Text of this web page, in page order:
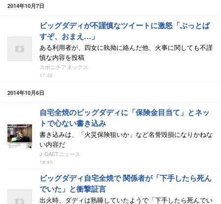
2014年10月7日
ビッグダディが不謹慎なツイートに激怒「ぶっとば
すぞ、おまえ…」
ある利用者が、四女に執拗に絡んだ他、火事に関しても不謹
慎な内容を投稿
スポニチアネックス
17:32
2014年10月6日
自宅全焼のビッグダディに「保険金目当て」とネッ
トで心ない書き込み
書き込みは、「火災保険狙いか」など名誉毀損になりかねな
い内容だ
J-CASTニュース
18:40
ビッグダディ自宅全焼で 関係者が「下手したら死ん
でいた」と衝撃証言
出火時、ダディは熟睡していたようで「下手したら死んでい